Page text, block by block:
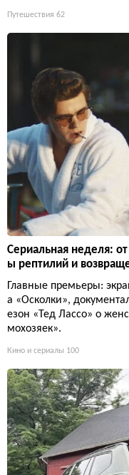
Путешествия 62
Сериальная неделя:
ы рептилий и
Главные премьеры:
а «Осколки»,
езон «Тед Лассо» о
мохозяек».
Кино и сериалы 100